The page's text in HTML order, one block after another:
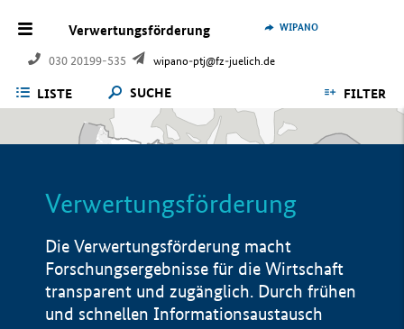
Verwertungsförderung
030 20199-535 wipano-ptj@fz-juelich.de
WIPANO
LISTE SUCHE FILTER
Verwertungsförderung
Die Verwertungsförderung macht
Forschungsergebnisse für die Wirtschaft
transparent und zugänglich. Durch frühen
und schnellen Informationsaustausch